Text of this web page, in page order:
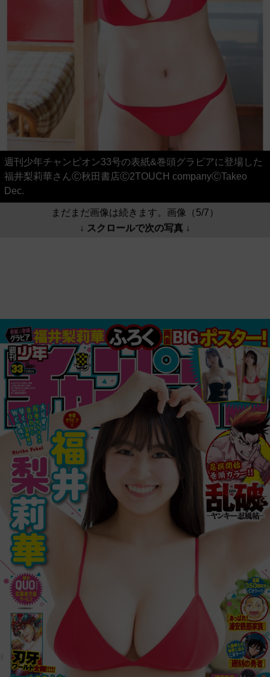
週刊少年チャンピオン33号の表紙&巻頭グラビアに登場した
福井梨莉華さんⒸ秋田書店Ⓒ2TOUCH companyⒸTakeo
Dec.
まだまだ画像は続きます。画像（5/7）
↓ スクロールで次の写真 ↓